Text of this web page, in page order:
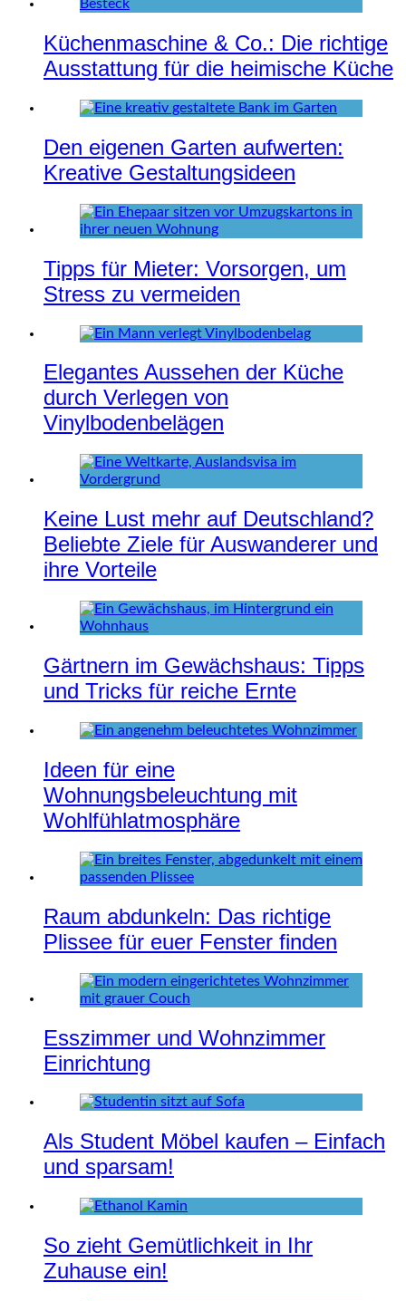
Küchenmaschine & Co.: Die richtige
Ausstattung für die heimische Küche
Den eigenen Garten aufwerten:
Kreative Gestaltungsideen
Tipps für Mieter: Vorsorgen, um
Stress zu vermeiden
Elegantes Aussehen der Küche
durch Verlegen von
Vinylbodenbelägen
Keine Lust mehr auf Deutschland?
Beliebte Ziele für Auswanderer und
ihre Vorteile
Gärtnern im Gewächshaus: Tipps
und Tricks für reiche Ernte
Ideen für eine
Wohnungsbeleuchtung mit
Wohlfühlatmosphäre
Raum abdunkeln: Das richtige
Plissee für euer Fenster finden
Esszimmer und Wohnzimmer
Einrichtung
Als Student Möbel kaufen – Einfach
und sparsam!
So zieht Gemütlichkeit in Ihr
Zuhause ein!